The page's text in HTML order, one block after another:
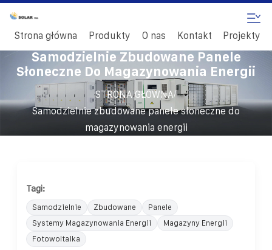
Strona główna Produkty O nas Kontakt Projekty
Samodzielnie Zbudowane Panele
Słoneczne Do Magazynowania Energii
STRONA GŁÓWNA/
Samodzielnie zbudowane panele słoneczne do
magazynowania energii
Tagi:
Samodzielnie Zbudowane
Panele
Systemy Magazynowania Energii
Magazyny Energii
Fotowoltaika